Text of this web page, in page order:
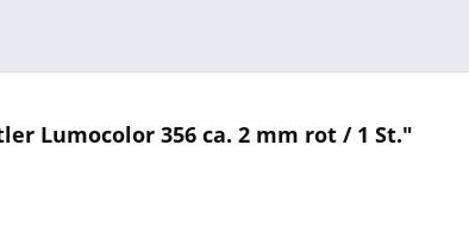
Lumocolor 356 ca. 2 mm rot / 1 St."